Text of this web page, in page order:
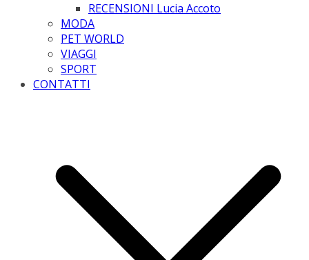
RECENSIONI Lucia Accoto
MODA
PET WORLD
VIAGGI
SPORT
CONTATTI